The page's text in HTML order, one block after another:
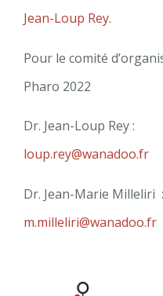
Jean-Loup Rey.
Pour le comité
Pharo 2022
Dr. Jean-Loup
loup.rey@wanadoo.fr
Dr. Jean-Marie
m.milleliri@wanadoo.fr